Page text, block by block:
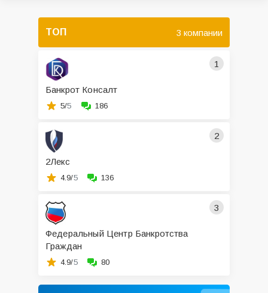
ТОП 3 компании
1
Банкрот Консалт
5/5 186
2
2Лекс
4.9/5 136
3
Федеральный Центр Банкротства
Граждан
4.9/5 80